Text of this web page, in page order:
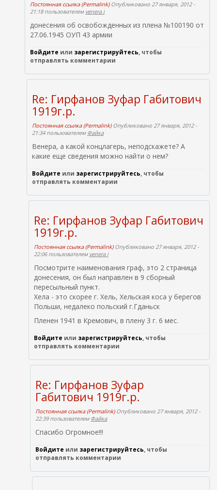
Постоянная ссылка (Permalink)Опубликовано 27 января, 2012 -
21:18 пользователем venera i
донесения об освобожденных из плена №100190 от
27.06.1945 ОУП 43 армии
Войдите или зарегистрируйтесь, чтобы
отправлять комментарии
Re: Гирфанов Зуфар Габитович
1919г.р.
Постоянная ссылка (Permalink)Опубликовано 27 января, 2012 -
21:34 пользователем Файка
Венера, а какой концлагерь, неподскажете? А
какие еще сведения можно найти о нем?
Войдите или зарегистрируйтесь, чтобы
отправлять комментарии
Re: Гирфанов Зуфар Габитович
1919г.р.
Постоянная ссылка (Permalink)Опубликовано 27 января, 2012 -
22:06 пользователем venera i
Посмотрите наименования граф, это 2 страница
донесения, он был направлен в 9 сборный
пересыльный пункт.
Хела - это скорее г. Хель, Хельская коса у берегов
Польши, недалеко польский г.Гданьск
Пленен 1941 в Кремович, в плену 3 г. 6 мес.
Войдите или зарегистрируйтесь, чтобы
отправлять комментарии
Re: Гирфанов Зуфар
Габитович 1919г.р.
Постоянная ссылка (Permalink)Опубликовано 27 января, 2012 -
22:39 пользователем Файка
Спасибо Огромное!!!
Войдите или зарегистрируйтесь, чтобы
отправлять комментарии